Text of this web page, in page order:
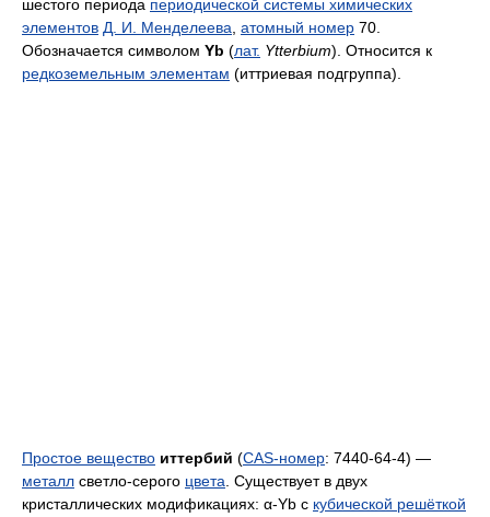
шестого периода периодической системы химических
элементов Д. И. Менделеева атомный номер 70.
Обозначается символом Yb (лат. Ytterbium). Относится к
редкоземельным элементам (иттриевая подгруппа).
Простое вещество иттербий (CAS-номер: 7440-64-4) —
металл светло-серого цвета . Существует в двух
кристаллических модификациях: α-Yb с кубической решёткой